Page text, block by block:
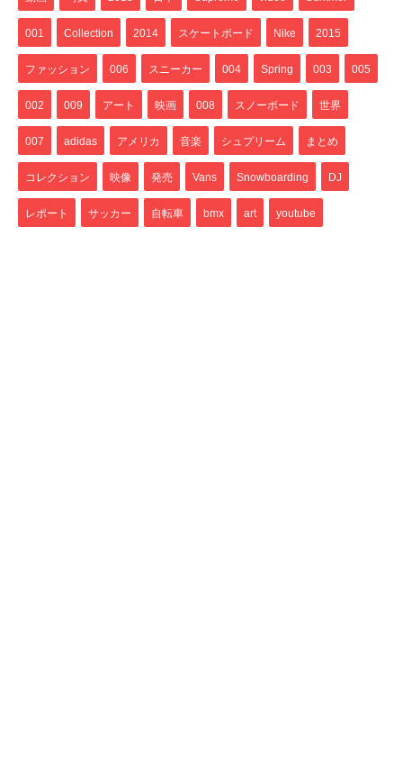
001 Collection 2014 スケートボード Nike 2015
ファッション 006 スニーカー 004 Spring 003 005
002 009 アート 映画 008 スノーボード 世界
007 adidas アメリカ 音楽 シュプリーム まとめ
コレクション 映像 発売 Vans Snowboarding DJ
レポート サッカー 自転車 bmx art youtube